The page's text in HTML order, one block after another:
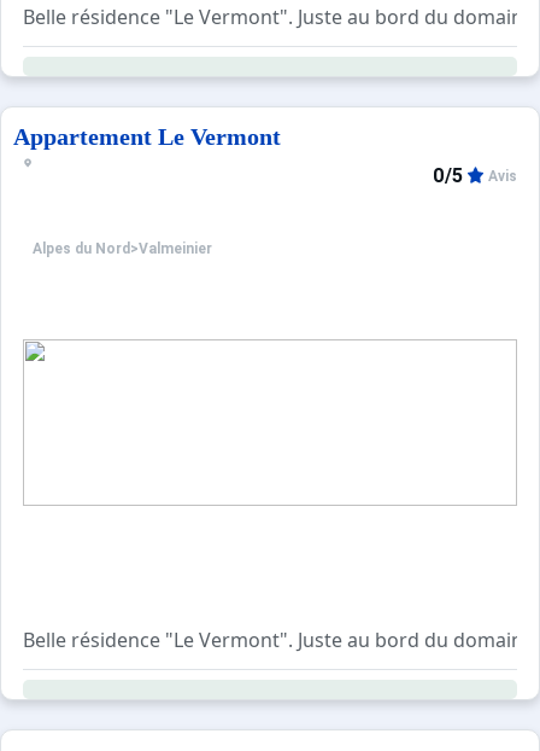
Belle résidence "Le Vermont". Juste au bord du
Appartement Le Vermont
Alpes du Nord >Valmeinier
0/5 Avis
Belle résidence "Le Vermont". Juste au bord du